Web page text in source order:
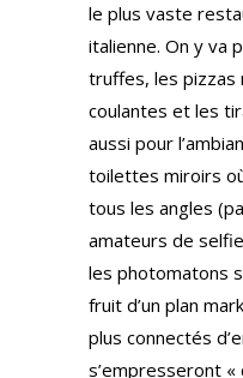
le plus vaste
italienne. On y va
truffes, les pizzas
coulantes et les
aussi pour
toilettes miroirs
tous les angles
amateurs de
les photomatons
fruit d’un plan
plus connectés
s’empresseront «